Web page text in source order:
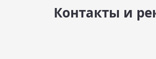
Контакты и